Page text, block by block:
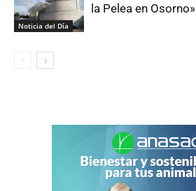
Noticia del Día
la Pelea en Osorno»